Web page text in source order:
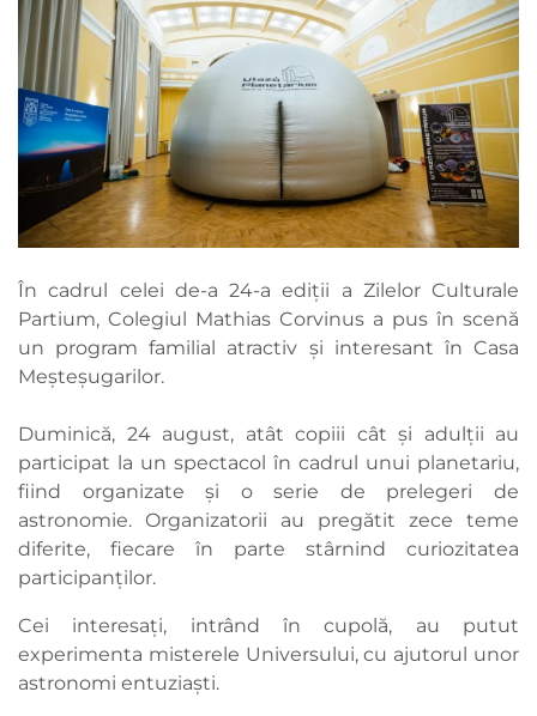
În cadrul celei de-a 24-a ediții a Zilelor Culturale
Partium, Colegiul Mathias Corvinus a pus în scenă
un program familial atractiv și interesant în Casa
Meșteșugarilor.
Duminică, 24 august, atât copiii cât și adulții au
participat la un spectacol în cadrul unui planetariu,
fiind organizate și o serie de prelegeri de
astronomie. Organizatorii au pregătit zece teme
diferite, fiecare în parte stârnind curiozitatea
participanților.
Cei interesați, intrând în cupolă, au putut
experimenta misterele Universului, cu ajutorul unor
astronomi entuziaști.